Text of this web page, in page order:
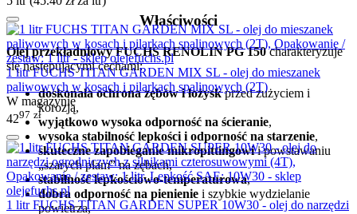
Właściwości
Olej przekładniowy FUCHS RENOLIN PG 150charakteryzuje
się następującymi cechami:
doskonała ochrona zębów i łożyskprzed zużyciem i
korozją,
wyjątkowo wysoka odporność na ścieranie,
wysoka stabilność lepkości i odporność na starzenie,
skuteczne zapobieganie mikropittingowii powstawaniu
„szarych plam” na zębach,
stabilność lepkościowo-temperaturowa,
dobra odporność na pienienie i szybkie wydzielanie
powietrza,
1 litr FUCHS TITAN GARDEN MIX SL - olej do mieszanek
paliwowych w kosach i pilarkach spalinowych (2T)
W magazynie
4297 zł
1 litr FUCHS TITAN GARDEN SUPER 10W30 - olej do narzędzi